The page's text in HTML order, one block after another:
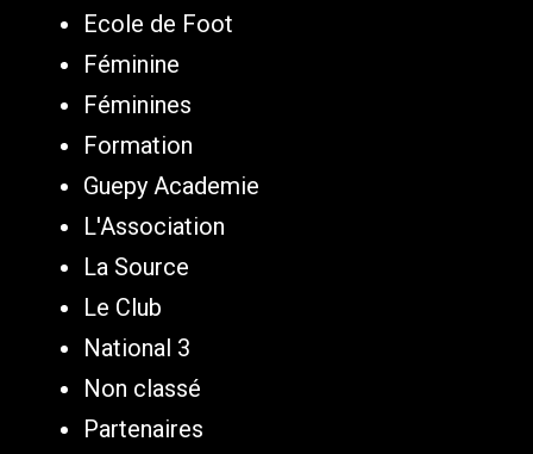
Ecole de Foot
Féminine
Féminines
Formation
Guepy Academie
L'Association
La Source
Le Club
National 3
Non classé
Partenaires